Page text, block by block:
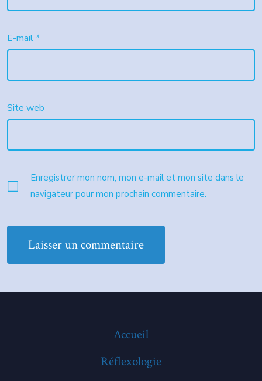
E-mail*
Site web
Enregistrer mon nom, mon e-mail et mon site dans le
navigateur pour mon prochain commentaire.
Accueil
Réflexologie